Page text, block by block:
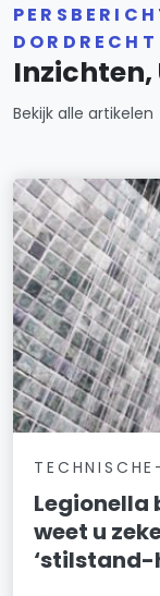
DORDRECHT
Inzichten,
Bekijk alle artikelen
Legionella
weet u
‘stilstand-